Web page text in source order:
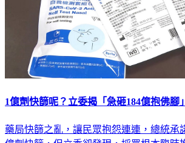
1億劑快篩呢？立委揭「急砸184億抱佛腳」
藥局快篩之亂，讓民眾抱怨連連，總統承